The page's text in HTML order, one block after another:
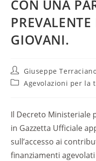
CON UNA
GIOVANI.
Giuseppe
Agevolazioni per la
Il Decreto Ministeriale
in Gazzetta Ufficiale
sull’accesso ai
finanziamenti